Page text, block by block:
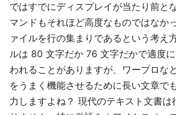
ではすでにディスプレイが当たり前と
マンドもそれほど高度なものではなか
ァイルを行の集まりであるという考え
ルは 80 文字だか 76 文字だかで適度
われることがありますが、ワープロな
をうまく機能させるために長い文章で
力しますよね？ 現代のテキスト文書は